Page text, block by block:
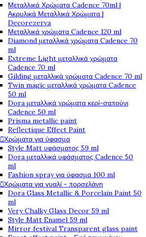
Μεταλλικά Χρώματα Cadence 70ml |
Ακρυλικά Μεταλλικά Χρώματα |
Decorezerva
Μεταλλικά χρώματα Cadence 120 ml
Diamond μεταλλικά χρώματα Cadence 70
ml
Extreme Light μεταλλικά χρώματα
Cadence 70 ml
Gilding μεταλλικά χρώματα Cadence 70 ml
Twin magic μεταλλικά χρώματα Cadence
50 ml
Dora μεταλλικά χρώματα κερί-σαπούνι
Cadence 50 ml
Prisma metallic paint
Reflectique Effect Paint
Χρώματα για ύφασμα
Style Matt υφάσματος 59 ml
Dora μεταλλικά υφάσματος Cadence 50
ml
Fashion spray για ύφασμα 100 ml
Χρώματα για γυαλί - πορσελάνη
Dora Glass Metallic & Porcelain Paint 50
ml
Very Chalky Glass Decor 59 ml
Style Matt Enamel 59 ml
Mirror festival Transparent glass paint